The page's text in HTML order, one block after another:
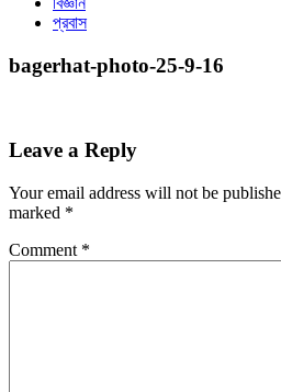
প্রবাস
bagerhat-photo-25-9-16
Leave a Reply
Your email address will not be
marked *
Comment *